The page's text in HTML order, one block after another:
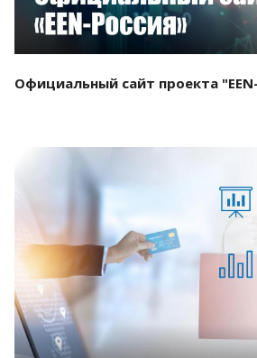
Официальный сайт проекта